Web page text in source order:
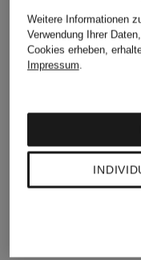
+Aktionsrabatt
Regular Fit
Bestpreis:271,99 €
Weitere Informationen
Verwendung Ihrer
Cookies erheben,
Impressum.